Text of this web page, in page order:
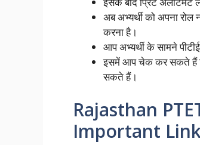
अब अभ्यर्थी को अपना
करना है।
आप अभ्यर्थी के सामने
इसमें आप चेक कर सकते हैं
सकते हैं।
Rajasthan
Important